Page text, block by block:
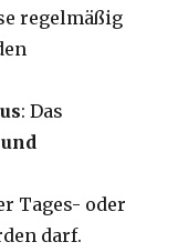
regelmäßig
: Das
Tages- oder
darf.